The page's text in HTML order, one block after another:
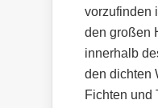
vorzufinden
den großen
innerhalb
den dichten
Fichten und